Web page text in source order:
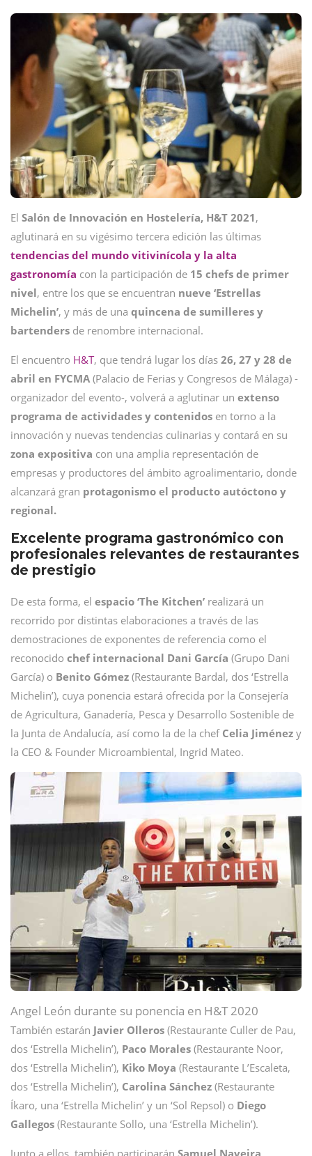
El Salón de Innovación en Hostelería, H&T 2021 ,
aglutinará en su vigésimo tercera edición las últimas
tendencias del mundo vitivinícola y la alta
gastronomía con la participación de 15 chefs de primer
nivel, entre los que se encuentran nueve ‘Estrellas
Michelin’, y más de una quincena de sumilleres y
bartenders de renombre internacional.
El encuentro H&T, que tendrá lugar los días 26, 27 y 28 de
abril en FYCMA (Palacio de Ferias y Congresos de Málaga) -
organizador del evento-, volverá a aglutinar un extenso
programa de actividades y contenidos en torno a la
innovación y nuevas tendencias culinarias y contará en su
zona expositiva con una amplia representación de
empresas y productores del ámbito agroalimentario, donde
alcanzará gran protagonismo el producto autóctono y
regional.
Excelente programa gastronómico con
profesionales relevantes de restaurantes
de prestigio
De esta forma, el espacio ‘The Kitchen’ realizará un
recorrido por distintas elaboraciones a través de las
demostraciones de exponentes de referencia como el
reconocido chef internacional Dani García (Grupo Dani
García) o Benito Gómez (Restaurante Bardal, dos ‘Estrella
Michelin’), cuya ponencia estará ofrecida por la Consejería
de Agricultura, Ganadería, Pesca y Desarrollo Sostenible de
la Junta de Andalucía, así como la de la chef Celia Jiménez y
la CEO & Founder Microambiental, Ingrid Mateo.
Angel León durante su ponencia en H&T 2020
También estarán Javier Olleros (Restaurante Culler de Pau,
dos ‘Estrella Michelin’), Paco Morales (Restaurante Noor,
dos ‘Estrella Michelin’), Kiko Moya (Restaurante L’Escaleta,
dos ‘Estrella Michelin’), Carolina Sánchez (Restaurante
Íkaro, una ‘Estrella Michelin’ y un ‘Sol Repsol) o Diego
Gallegos (Restaurante Sollo, una ‘Estrella Michelin’).
Junto a ellos, también participarán Samuel Naveira